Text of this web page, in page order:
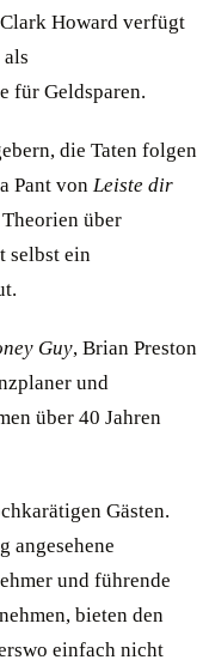
Howard verfügt
für Geldsparen.
die Taten folgen
Pant von Leiste dir
über
selbst ein
Guy, Brian Preston
und
über 40 Jahren
Gästen.
angesehene
und führende
bieten den
einfach nicht